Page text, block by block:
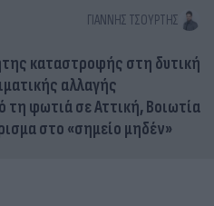
ΓΙΆΝΝΗΣ ΤΣΟΎΡΤΗΣ
καταστροφής στη δυτική
αλλαγής
φωτιά σε Αττική, Βοιωτία
στο «σημείο μηδέν»